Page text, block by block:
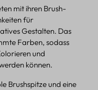
mit ihren Brush-
für
Gestalten. Das
Farben, sodass
und
können.
Brushspitze und eine